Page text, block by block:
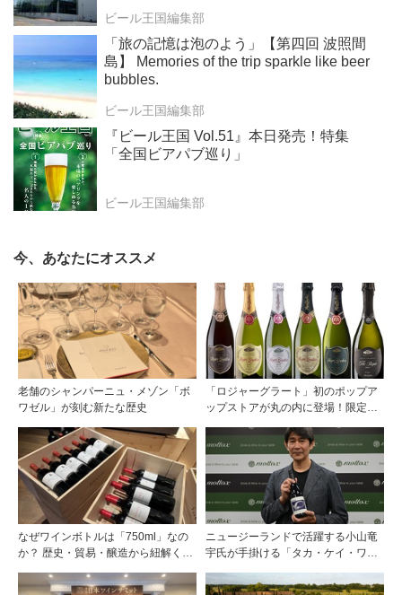
ビール王国編集部
「旅の記憶は泡のよう」【第四回 波照間
島】 Memories of the trip sparkle like beer
bubbles.
ビール王国編集部
『ビール王国 Vol.51』本日発売！特集
「全国ビアパブ巡り」
ビール王国編集部
今、あなたにオススメ
老舗のシャンパーニュ・メゾン「ボ
ワゼル」が刻む新たな歴史
「ロジャーグラート」初のポップア
ップストアが丸の内に登場！限定キ
なぜワインボトルは「750ml」なの
か？ 歴史・貿易・醸造から紐解く4
ニュージーランドで活躍する小山竜
宇氏が手掛ける「タカ・ケイ・ワイ
始